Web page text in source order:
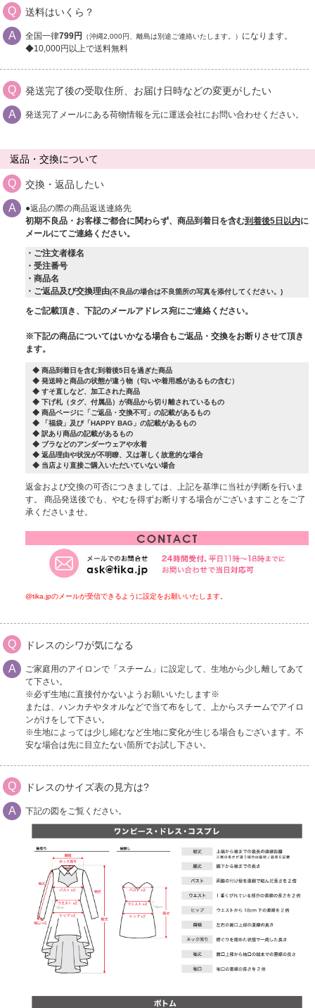
送料はいくら？
全国一律799円 （沖縄2,000円、離島は別途ご連絡いたします。） になります。
◆10,000円以上で送料無料
発送完了後の受取住所、お届け日時などの変更がしたい
発送完了メールにある荷物情報を元に運送会社にお問い合わせください。
返品・交換について
交換・返品したい
●返品の際の商品返送連絡先
初期不良品・お客様ご都合に関わらず、商品到着日を含む到着後5日以内に
メールにてご連絡ください。
・ご注文者様名
・受注番号
・商品名
・ご返品及び交換理由(不良品の場合は不良箇所の写真を添付してください。)
をご記載頂き、下記のメールアドレス宛にご連絡ください。
※下記の商品についてはいかなる場合もご返品・交換をお断りさせて頂き
ます。
◆ 商品到着日を含む到着後5日を過ぎた商品
◆ 発送時と商品の状態が違う物（匂いや着用感があるもの含む）
◆ すそ直しなど、加工された商品
◆ 下げ札（タグ、付属品）が商品から切り離されているもの
◆ 商品ページに「ご返品・交換不可」の記載があるもの
◆ 「福袋」及び「HAPPY BAG」の記載があるもの
◆ 訳あり商品の記載があるもの
◆ ブラなどのアンダーウェアや水着
◆ 返品理由や状況が不明瞭、又は著しく故意的な場合
◆ 当店より直接ご購入いただいていない場合
返金および交換の可否につきましては、上記を基準に当社が判断を行いま
す。 商品発送後でも、やむを得ずお断りする場合がございますことをご了
承くださいませ。
@tika.jpのメールが受信できるように設定をお願いいたします。
ドレスのシワが気になる
ご家庭用のアイロンで「スチーム」に設定して、生地から少し離してあて
て下さい。
※必ず生地に直接付かないようお願いいたします※
または、ハンカチやタオルなどで当て布をして、上からスチームでアイロ
ンがけをして下さい。
※生地によっては少し縮むなど生地に変化が生じる場合もございます。不
安な場合は先に目立たない箇所でお試し下さい。
ドレスのサイズ表の見方は?
下記の図をご覧ください。